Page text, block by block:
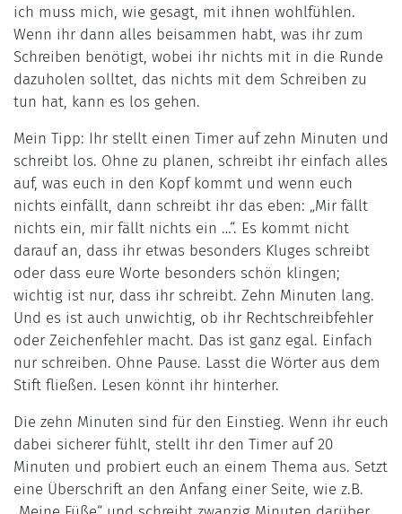
ich muss mich, wie gesagt, mit ihnen wohlfühlen.
Wenn ihr dann alles beisammen habt, was ihr zum
Schreiben benötigt, wobei ihr nichts mit in die Runde
dazuholen solltet, das nichts mit dem Schreiben zu
tun hat, kann es los gehen.
Mein Tipp: Ihr stellt einen Timer auf zehn Minuten und
schreibt los. Ohne zu planen, schreibt ihr einfach alles
auf, was euch in den Kopf kommt und wenn euch
nichts einfällt, dann schreibt ihr das eben: „Mir fällt
nichts ein, mir fällt nichts ein …“. Es kommt nicht
darauf an, dass ihr etwas besonders Kluges schreibt
oder dass eure Worte besonders schön klingen;
wichtig ist nur, dass ihr schreibt. Zehn Minuten lang.
Und es ist auch unwichtig, ob ihr Rechtschreibfehler
oder Zeichenfehler macht. Das ist ganz egal. Einfach
nur schreiben. Ohne Pause. Lasst die Wörter aus dem
Stift fließen. Lesen könnt ihr hinterher.
Die zehn Minuten sind für den Einstieg. Wenn ihr euch
dabei sicherer fühlt, stellt ihr den Timer auf 20
Minuten und probiert euch an einem Thema aus. Setzt
eine Überschrift an den Anfang einer Seite, wie z.B.